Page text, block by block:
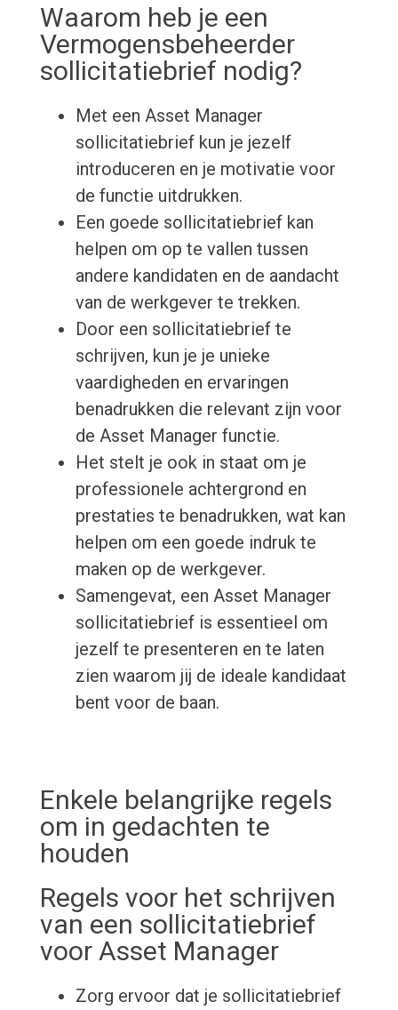
Waarom heb je een
Vermogensbeheerder
sollicitatiebrief nodig?
Met een Asset Manager
sollicitatiebrief kun je jezelf
introduceren en je motivatie voor
de functie uitdrukken.
Een goede sollicitatiebrief kan
helpen om op te vallen tussen
andere kandidaten en de aandacht
van de werkgever te trekken.
Door een sollicitatiebrief te
schrijven, kun je je unieke
vaardigheden en ervaringen
benadrukken die relevant zijn voor
de Asset Manager functie.
Het stelt je ook in staat om je
professionele achtergrond en
prestaties te benadrukken, wat kan
helpen om een goede indruk te
maken op de werkgever.
Samengevat, een Asset Manager
sollicitatiebrief is essentieel om
jezelf te presenteren en te laten
zien waarom jij de ideale kandidaat
bent voor de baan.
Enkele belangrijke regels
om in gedachten te
houden
Regels voor het schrijven
van een sollicitatiebrief
voor Asset Manager
Zorg ervoor dat je sollicitatiebrief